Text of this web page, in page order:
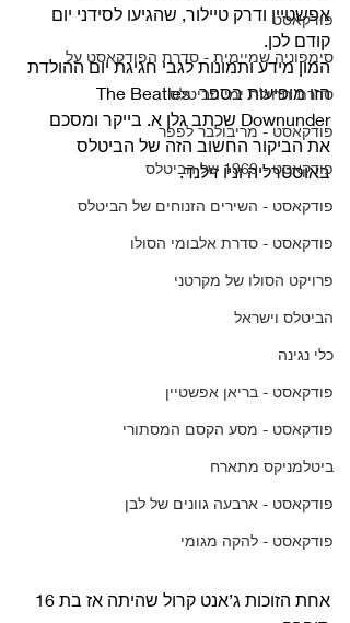
פודקאסט
סימפוניה שמיימית - סדרת הפודקאסט על
סדרת תחילת ימי הביטלס
פודקאסט - מריבולבר לפפר
פודקאסט - 1969 של הביטלס
פודקאסט - השירים הזנוחים של הביטלס
פודקאסט - סדרת אלבומי הסולו
פרויקט הסולו של מקרטני
הביטלס וישראל
כלי נגינה
פודקאסט - בריאן אפשטיין
פודקאסט - מסע הקסם המסתורי
ביטלמניקס מתארח
פודקאסט - ארבעה גוונים של לבן
פודקאסט - להקה מגומי
אפשטיין ודרק טיילור, שהגיעו לסידני יום
קודם לכן.
המון מידע ותמונות לגבי חגיגת יום ההולדת
הזו מופיעות בספר The Beatles
Downunder שכתב גלן א. בייקר ומסכם
את הביקור החשוב הזה של הביטלס
באוסטרליה וניו זילנד.